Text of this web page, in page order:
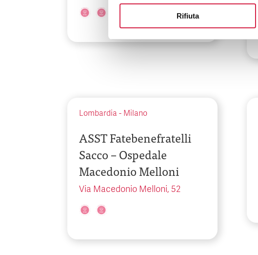
Rifiuta
Lombardia - Milano
ASST Fatebenefratelli
Sacco – Ospedale
Macedonio Melloni
Via Macedonio Melloni, 52